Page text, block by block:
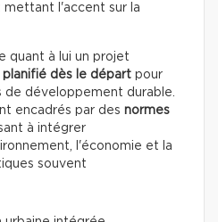
l'accent sur la
quant à lui un projet
planifié dès le départ pour
développement durable.
encadrés par des normes
à intégrer
l'économie et la
souvent